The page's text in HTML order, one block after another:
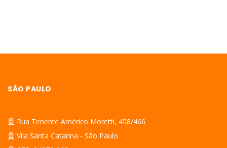
SÃO PAULO
Rua Tenente Américo Moretti, 458/466
Vila Santa Catarina - São Paulo